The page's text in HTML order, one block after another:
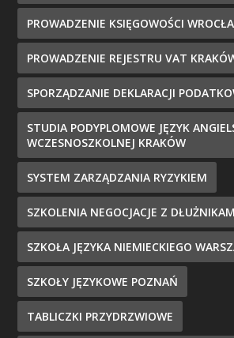
PROWADZENIE KSIĘGOWOŚCI
PROWADZENIE REJESTRU VAT
SPORZĄDZANIE DEKLARACJI
STUDIA PODYPLOMOWE JĘZYK
WCZESNOSZKOLNEJ KRAKÓW
SYSTEM ZARZĄDZANIA RYZYKIEM
SZKOLENIA NEGOCJACJE Z
SZKOŁA JĘZYKA NIEMIECKIEGO
SZKOŁY JĘZYKOWE POZNAŃ
TABLICZKI PRZYDRZWIOWE